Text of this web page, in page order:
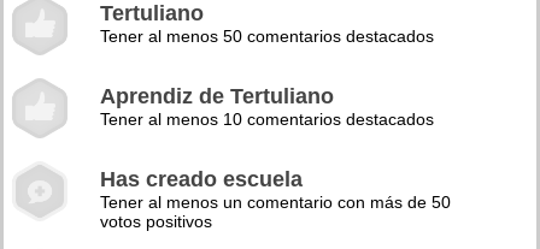
Tertuliano
Tener al menos 50 comentarios destacados
Aprendiz de Tertuliano
Tener al menos 10 comentarios destacados
Has creado escuela
Tener al menos un comentario con más de 50
votos positivos